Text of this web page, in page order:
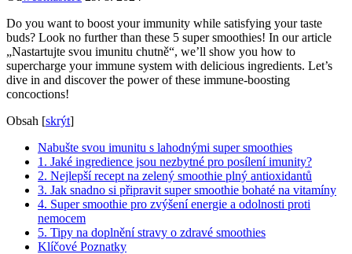
Do you want to boost your immunity while satisfying your taste
buds? Look no further than these 5 super smoothies! In our article
„Nastartujte svou imunitu chutně“, we’ll show you how to
supercharge your immune system with delicious ingredients. Let’s
dive in and discover the power of these immune-boosting
concoctions!
Obsah [skrýt]
Nabušte svou imunitu s lahodnými super smoothies
1. Jaké ingredience jsou nezbytné pro posílení imunity?
2. Nejlepší recept na zelený smoothie plný antioxidantů
3. Jak snadno si připravit super smoothie bohaté na vitamíny
4. Super smoothie pro zvýšení energie a odolnosti proti
nemocem
5. Tipy na doplnění stravy o zdravé smoothies
Klíčové Poznatky